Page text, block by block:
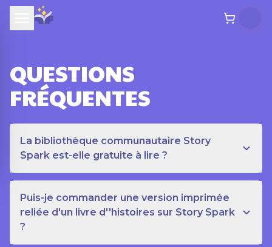
QUESTIONS
FRÉQUENTES
La bibliothèque communautaire Story
Spark est-elle gratuite à lire ?
Puis-je commander une version imprimée
reliée d'un livre d''histoires sur Story Spark
?